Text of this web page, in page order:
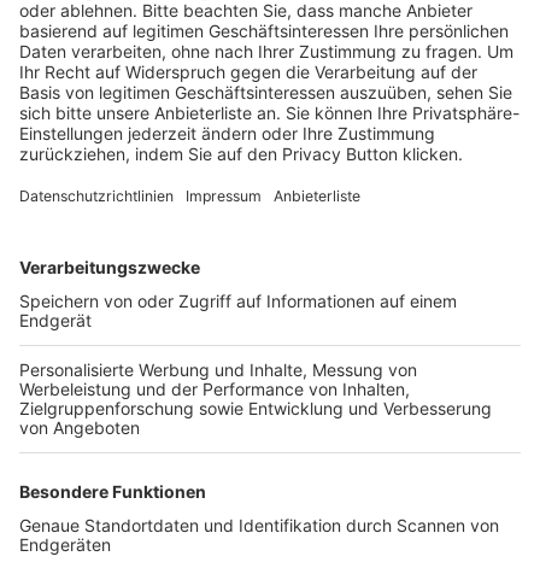
BFV-Geschäftsstellen
Trainerbörse
Login SpielPlus
FOLGE DEM BFV
TOP-VEREINE
TOP-PARTNER